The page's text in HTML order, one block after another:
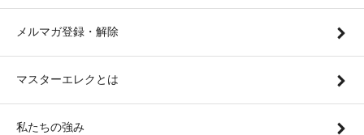
メルマガ登録・解除
マスターエレクとは
私たちの強み